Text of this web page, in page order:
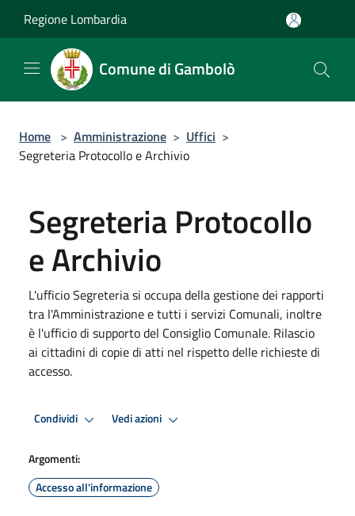
Regione Lombardia
Comune di Gambolò
Home > Amministrazione > Uffici >
Segreteria Protocollo e Archivio
Segreteria Protocollo
e Archivio
L'ufficio Segreteria si occupa della gestione dei rapporti
tra l'Amministrazione e tutti i servizi Comunali, inoltre
è l'ufficio di supporto del Consiglio Comunale. Rilascio
ai cittadini di copie di atti nel rispetto delle richieste di
accesso.
Condividi Vedi azioni
Argomenti:
Accesso all'informazione